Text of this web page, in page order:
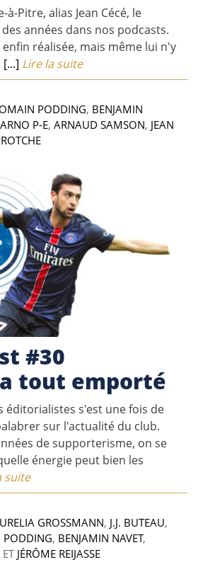
à-Pitre, alias Jean Cécé, le
années dans nos podcasts.
réalisée, mais même lui n'y
[...] Lire la suite
PODDING, BENJAMIN
ARNO P-E, ARNAUD SAMSON, JEAN
#30
tout emporté
éditorialistes s'est une fois de
sur l'actualité du club.
de supporterisme, on se
énergie peut bien les
suite
GROSSMANN, J.J. BUTEAU,
PODDING, BENJAMIN NAVET,
ET JÉRÔME REIJASSE